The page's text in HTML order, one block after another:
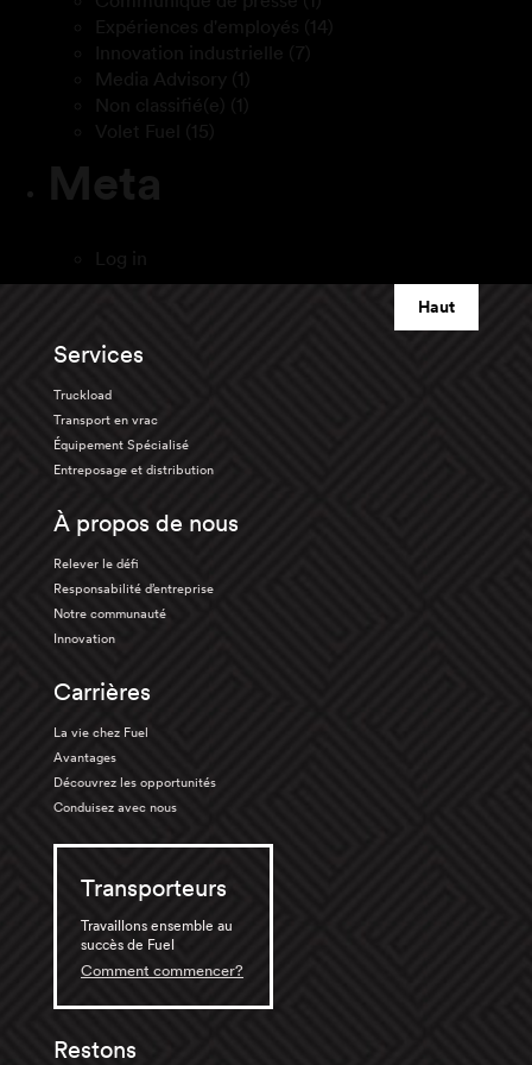
Expériences d'employés (14)
Innovation industrielle (7)
Media Advisory (1)
Non classifié(e) (1)
Volet Fuel (15)
Meta
Log in
Haut
Services
Truckload
Transport en vrac
Équipement Spécialisé
Entreposage et distribution
À propos de nous
Relever le défi
Responsabilité d’entreprise
Notre communauté
Innovation
Carrières
La vie chez Fuel
Avantages
Découvrez les opportunités
Conduisez avec nous
Transporteurs
Travaillons ensemble au
succès de Fuel
Comment commencer?
Restons